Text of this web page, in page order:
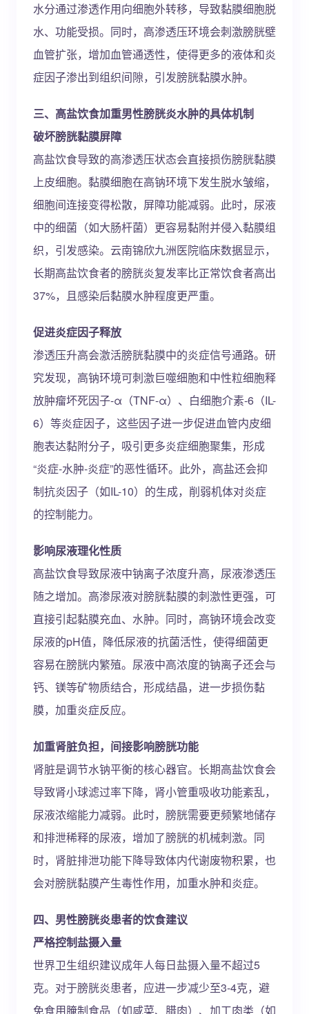
水分通过渗透作用向细胞外转移，导致黏膜细胞脱
水、功能受损。同时，高渗透压环境会刺激膀胱壁
血管扩张，增加血管通透性，使得更多的液体和炎
症因子渗出到组织间隙，引发膀胱黏膜水肿。
三、高盐饮食加重男性膀胱炎水肿的具体机制
破坏膀胱黏膜屏障
高盐饮食导致的高渗透压状态会直接损伤膀胱黏膜
上皮细胞。黏膜细胞在高钠环境下发生脱水皱缩，
细胞间连接变得松散，屏障功能减弱。此时，尿液
中的细菌（如大肠杆菌）更容易黏附并侵入黏膜组
织，引发感染。云南锦欣九洲医院临床数据显示，
长期高盐饮食者的膀胱炎复发率比正常饮食者高出
37%，且感染后黏膜水肿程度更严重。
促进炎症因子释放
渗透压升高会激活膀胱黏膜中的炎症信号通路。研
究发现，高钠环境可刺激巨噬细胞和中性粒细胞释
放肿瘤坏死因子-α（TNF-α）、白细胞介素-6（IL-
6）等炎症因子，这些因子进一步促进血管内皮细
胞表达黏附分子，吸引更多炎症细胞聚集，形成
“炎症-水肿-炎症”的恶性循环。此外，高盐还会抑
制抗炎因子（如IL-10）的生成，削弱机体对炎症
的控制能力。
影响尿液理化性质
高盐饮食导致尿液中钠离子浓度升高，尿液渗透压
随之增加。高渗尿液对膀胱黏膜的刺激性更强，可
直接引起黏膜充血、水肿。同时，高钠环境会改变
尿液的pH值，降低尿液的抗菌活性，使得细菌更
容易在膀胱内繁殖。尿液中高浓度的钠离子还会与
钙、镁等矿物质结合，形成结晶，进一步损伤黏
膜，加重炎症反应。
加重肾脏负担，间接影响膀胱功能
肾脏是调节水钠平衡的核心器官。长期高盐饮食会
导致肾小球滤过率下降，肾小管重吸收功能紊乱，
尿液浓缩能力减弱。此时，膀胱需要更频繁地储存
和排泄稀释的尿液，增加了膀胱的机械刺激。同
时，肾脏排泄功能下降导致体内代谢废物积累，也
会对膀胱黏膜产生毒性作用，加重水肿和炎症。
四、男性膀胱炎患者的饮食建议
严格控制盐摄入量
世界卫生组织建议成年人每日盐摄入量不超过5
克。对于膀胱炎患者，应进一步减少至3-4克，避
免食用腌制食品（如咸菜、腊肉）、加工肉类（如